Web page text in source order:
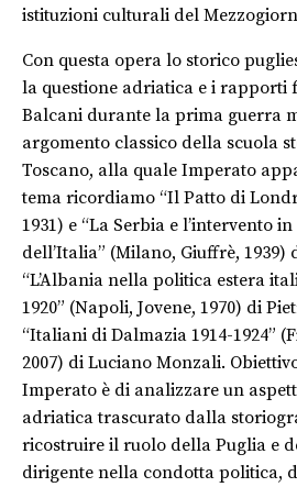
istituzioni culturali del
Con questa opera lo storico
la questione adriatica e i rapporti
Balcani durante la prima guerra
argomento classico della scuola
Toscano, alla quale Imperato
tema ricordiamo “Il Patto di
1931) e “La Serbia e l’intervento in
dell’Italia” (Milano, Giuffrè, 1939)
“L’Albania nella politica estera
1920” (Napoli, Jovene, 1970) di
“Italiani di Dalmazia 1914-1924”
2007) di Luciano Monzali.
Imperato è di analizzare un
adriatica trascurato dalla
ricostruire il ruolo della Puglia e
dirigente nella condotta politica,